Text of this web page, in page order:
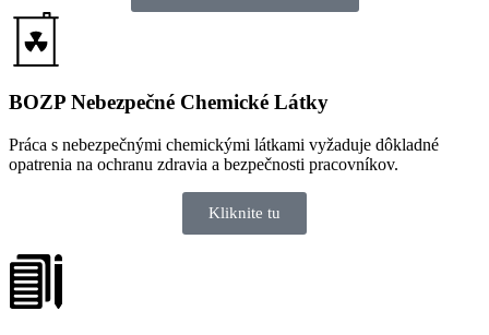
BOZP Nebezpečné Chemické Látky​
Práca s nebezpečnými chemickými látkami vyžaduje dôkladné
opatrenia na ochranu zdravia a bezpečnosti pracovníkov.
Kliknite tu